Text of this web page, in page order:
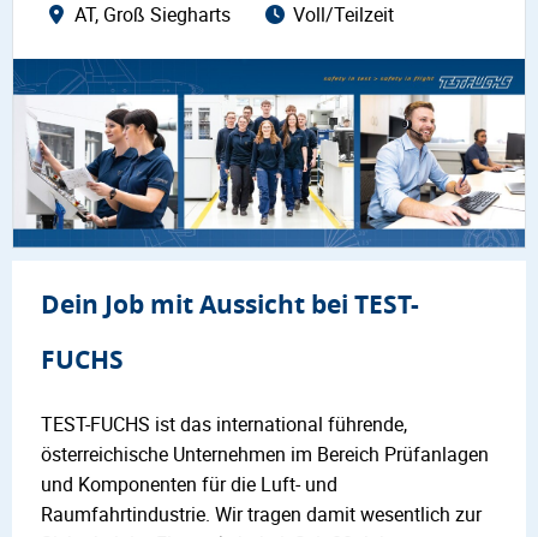
AT, Groß Siegharts
Voll/Teilzeit
Dein Job mit Aussicht bei TEST-
FUCHS
TEST-FUCHS ist das international führende,
österreichische Unternehmen im Bereich Prüfanlagen
und Komponenten für die Luft- und
Raumfahrtindustrie. Wir tragen damit wesentlich zur